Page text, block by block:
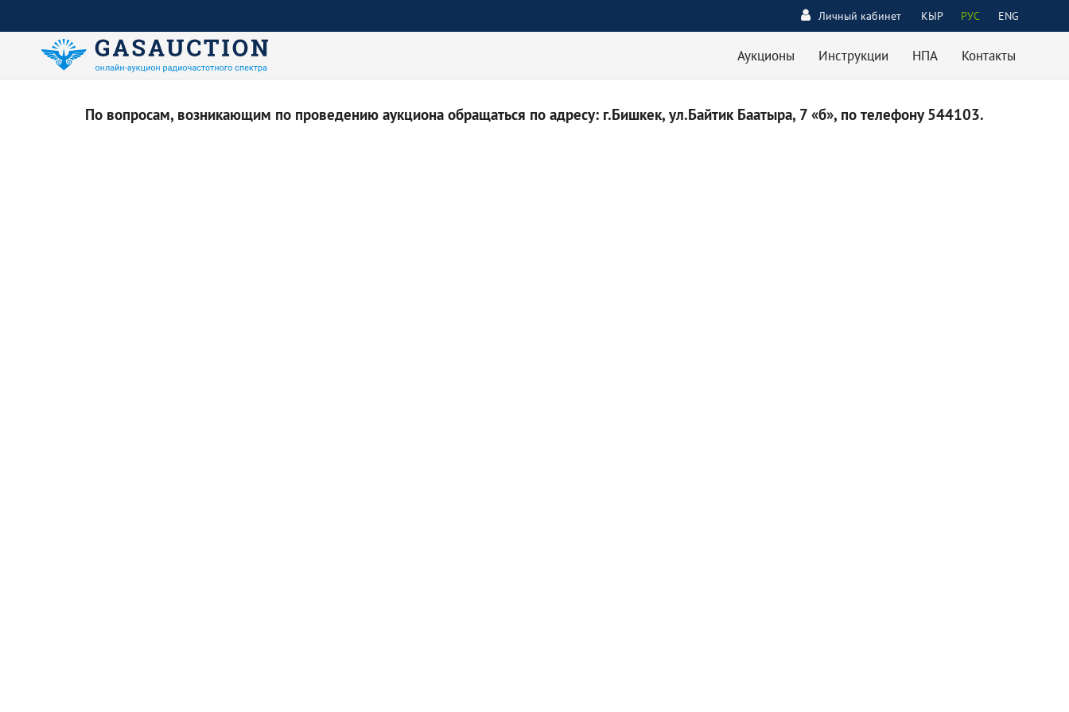
КЫР РУС ENG
Личный кабинет
Аукционы Инструкции НПА Контакты
По вопросам, возникающим по проведению аукциона обращаться по адресу: г.Бишкек, ул.Байтик Баатыра, 7 «б», по телефону 544103.